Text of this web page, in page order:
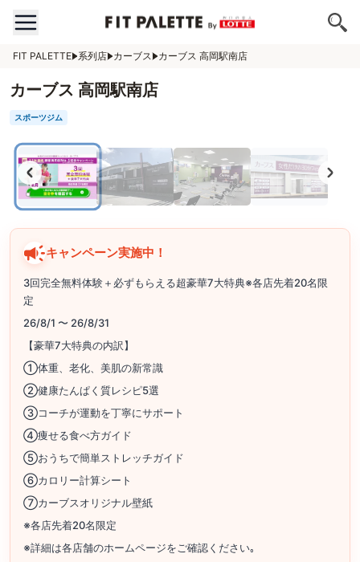
FIT PALETTE 系列店 カーブス カーブス 高岡駅南店
カーブス 高岡駅南店
スポーツジム
キャンペーン実施中！
3回完全無料体験＋必ずもらえる超豪華7大特典※各店先着20名限
定
26/8/1 〜 26/8/31
【豪華7大特典の内訳】
①体重、老化、美肌の新常識
②健康たんぱく質レシピ5選
③コーチが運動を丁寧にサポート
④痩せる食べ方ガイド
⑤おうちで簡単ストレッチガイド
⑥カロリー計算シート
⑦カーブスオリジナル壁紙
※各店先着20名限定
※詳細は各店舗のホームページをご確認ください｡